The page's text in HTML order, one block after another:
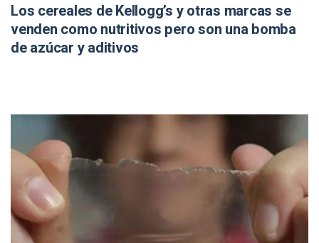
Los cereales de Kellogg’s y otras marcas se
venden como nutritivos pero son una bomba
de azúcar y aditivos